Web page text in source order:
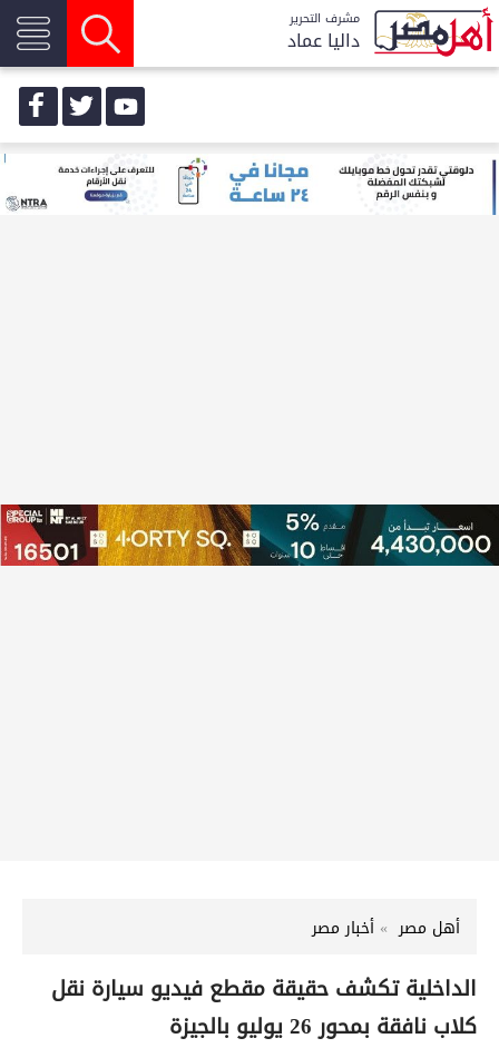
مشرف التحرير
داليا عماد
أهل مصر أخبار مصر
الداخلية تكشف حقيقة مقطع فيديو سيارة نقل
كلاب نافقة بمحور 26 يوليو بالجيزة